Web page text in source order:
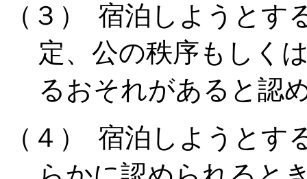
（３）
宿泊しようとす
定、公の秩序もしく
るおそれがあると認
（４）
宿泊しようとす